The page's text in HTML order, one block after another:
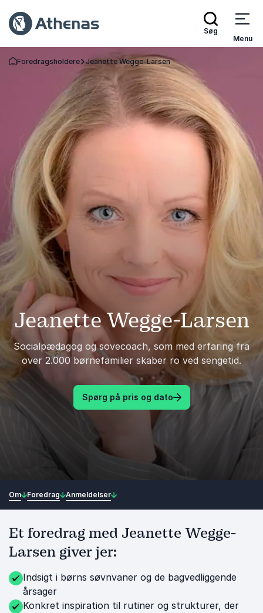
Søg
Menu
Tilbage til forsiden
Foredragsholdere Jeanette Wegge-Larsen
Jeanette Wegge-Larsen
Socialpædagog og sovecoach, som med erfaring fra
over 2.000 børnefamilier skaber ro ved sengetid.
Spørg på pris og dato
Om Foredrag Anmeldelser
Et foredrag med Jeanette Wegge-
Larsen giver jer:
Indsigt i børns søvnvaner og de bagvedliggende
årsager
Konkret inspiration til rutiner og strukturer, der